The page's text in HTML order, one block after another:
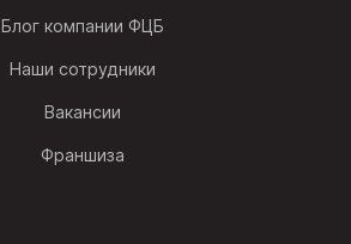
Блог компании ФЦБ
Наши сотрудники
Вакансии
Франшиза